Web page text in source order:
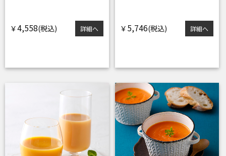
￥4,558 詳細へ ￥ 5,746 詳細へ